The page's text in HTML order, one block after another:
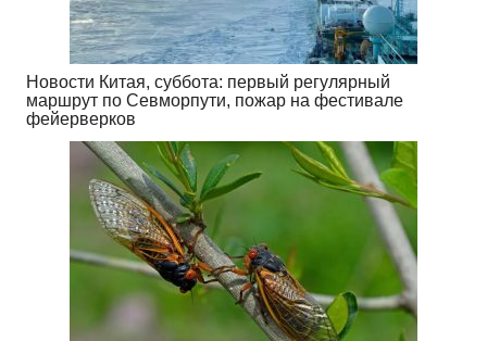
Новости Китая, суббота: первый регулярный
маршрут по Севморпути, пожар на фестивале
фейерверков